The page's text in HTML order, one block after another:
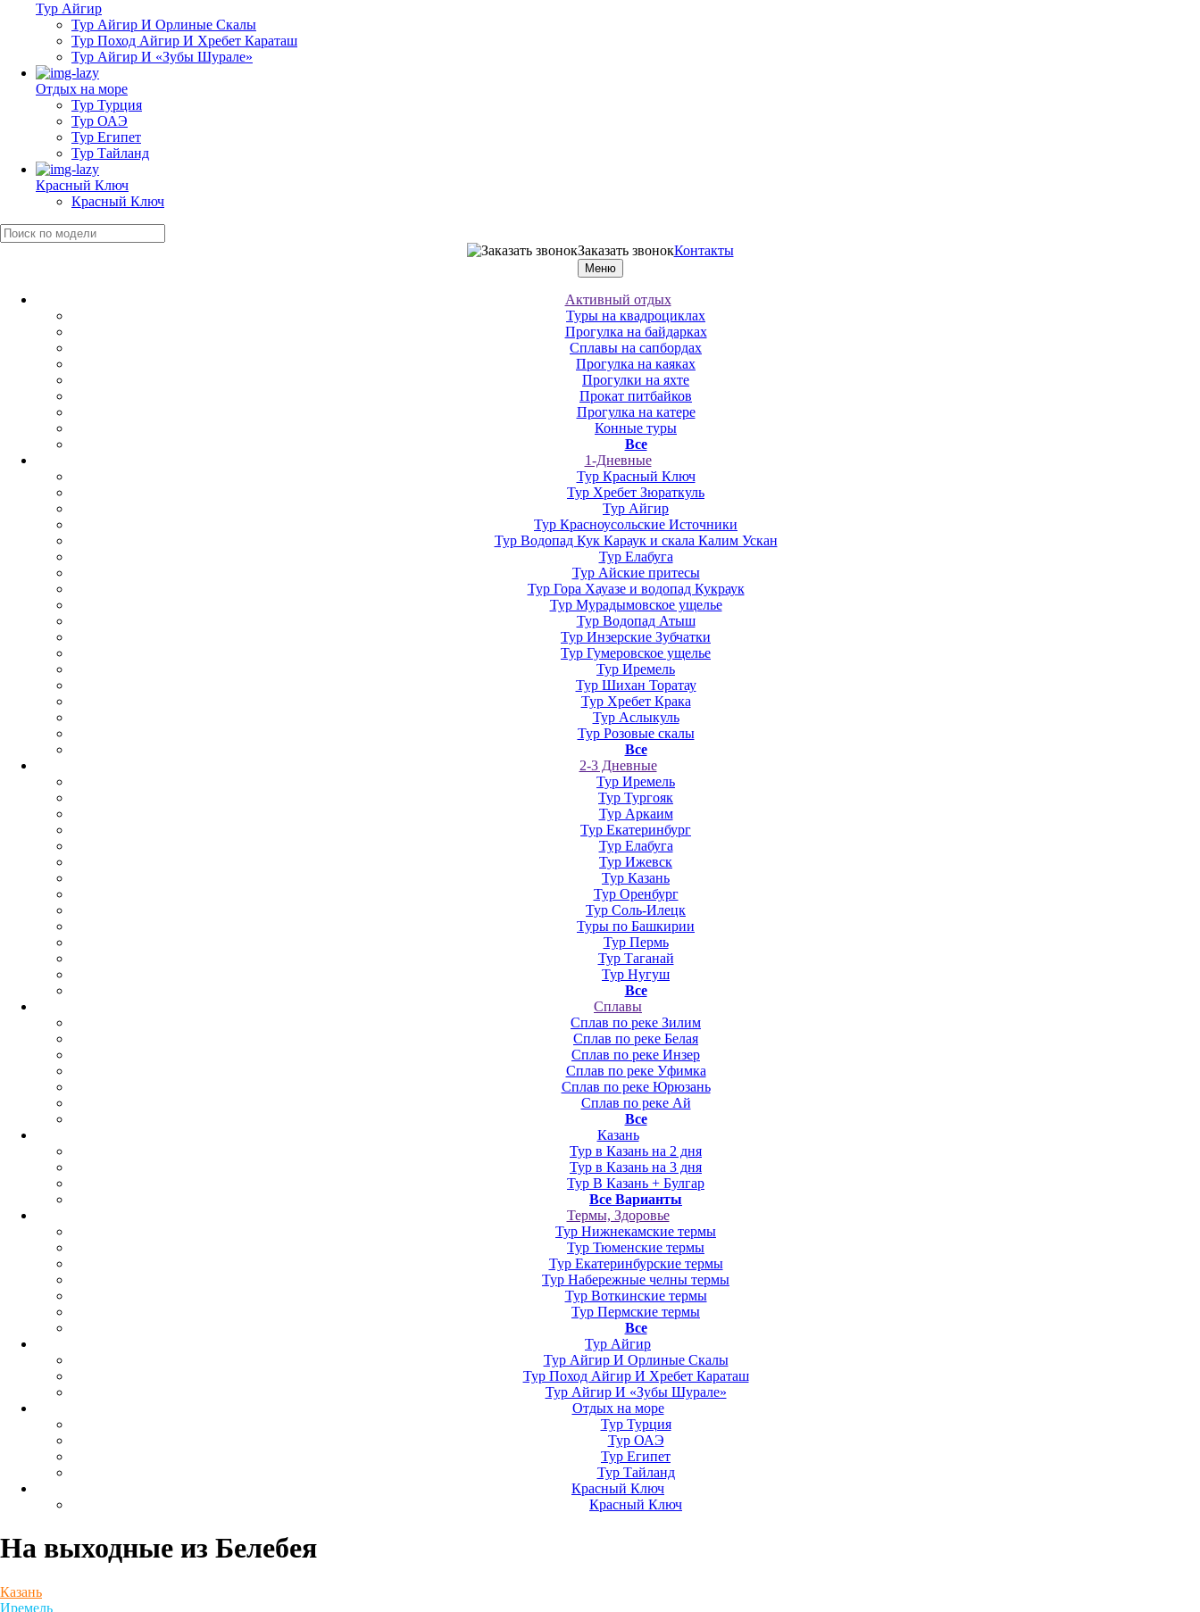
Тур Айгир
Тур Айгир И Орлиные Скалы
Тур Поход Айгир И Хребет Караташ
Тур Айгир И «Зубы Шурале»
Отдых на море
Тур Турция
Тур ОАЭ
Тур Египет
Тур Тайланд
Красный Ключ
Красный Ключ
Заказать звонокКонтакты
Меню
Активный отдых
Туры на квадроциклах
Прогулка на байдарках
Сплавы на сапбордах
Прогулка на каяках
Прогулки на яхте
Прокат питбайков
Прогулка на катере
Конные туры
Все
1-Дневные
Тур Красный Ключ
Тур Хребет Зюраткуль
Тур Айгир
Тур Красноусольские Источники
Тур Водопад Кук Караук и скала Калим Ускан
Тур Елабуга
Тур Айские притесы
Тур Гора Хауазе и водопад Кукраук
Тур Мурадымовское ущелье
Тур Водопад Атыш
Тур Инзерские Зубчатки
Тур Гумеровское ущелье
Тур Иремель
Тур Шихан Торатау
Тур Хребет Крака
Тур Аслыкуль
Тур Розовые скалы
Все
2-3 Дневные
Тур Иремель
Тур Тургояк
Тур Аркаим
Тур Екатеринбург
Тур Елабуга
Тур Ижевск
Тур Казань
Тур Оренбург
Тур Соль-Илецк
Туры по Башкирии
Тур Пермь
Тур Таганай
Тур Нугуш
Все
Сплавы
Сплав по реке Зилим
Сплав по реке Белая
Сплав по реке Инзер
Сплав по реке Уфимка
Сплав по реке Юрюзань
Сплав по реке Ай
Все
Казань
Тур в Казань на 2 дня
Тур в Казань на 3 дня
Тур В Казань + Булгар
Все Варианты
Термы, Здоровье
Тур Нижнекамские термы
Тур Тюменские термы
Тур Екатеринбурские термы
Тур Набережные челны термы
Тур Воткинские термы
Тур Пермские термы
Все
Тур Айгир
Тур Айгир И Орлиные Скалы
Тур Поход Айгир И Хребет Караташ
Тур Айгир И «Зубы Шурале»
Отдых на море
Тур Турция
Тур ОАЭ
Тур Египет
Тур Тайланд
Красный Ключ
Красный Ключ
На выходные из Белебея
Казань
Иремель